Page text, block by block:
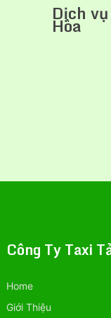
Dịch
Hòa
Công Ty Taxi
Home
Giới Thiệu